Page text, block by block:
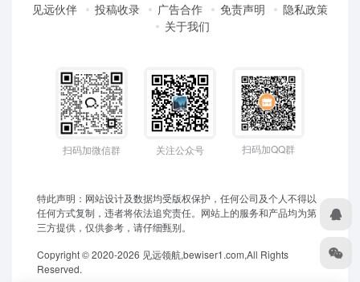
见远伙伴 投稿收录 广告合作 免责声明
隐私政策
关于我们
扫码加微信群 关注公众号 扫码加QQ群
特此声明：网站设计及数据均受版权保护，任何公司及个人不得以
任何方式复制，违者将依法追究责任。网站上的服务和产品均为第
三方提供，仅供参考，请仔细甄别。
Copyright © 2020-2026 见远领航,bewiser1.com,All Rights
Reserved.